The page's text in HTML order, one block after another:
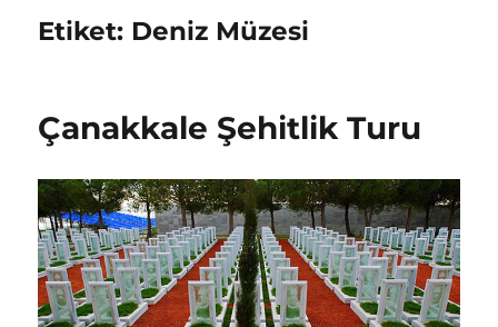
Etiket: Deniz Müzesi
Çanakkale Şehitlik Turu